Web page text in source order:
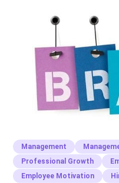
Management
Professional Growth
Employee Motivation